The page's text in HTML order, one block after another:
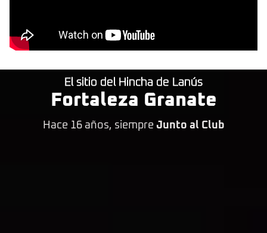
El sitio del Hincha de Lanús
Fortaleza Granate
Hace 16 años, siempre Junto al Club